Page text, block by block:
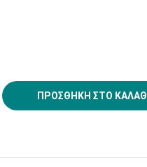
ΠΡΟΣΘΉΚΗ ΣΤΟ ΚΑΛΆΘΙ